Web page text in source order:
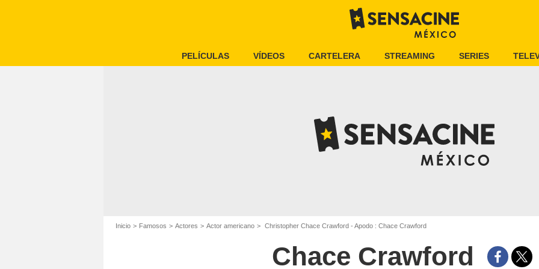
PELÍCULAS VÍDEOS CARTELERA STREAMING SERIES
Inicio Famosos Actores Actor americano Christopher Chace Crawford - Apodo : Chace Crawford
Chace Crawford